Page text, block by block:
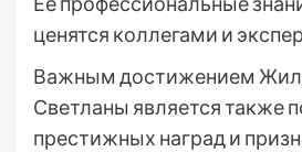
ценятся коллегами и
Важным достижением
Светланы является также
престижных наград и